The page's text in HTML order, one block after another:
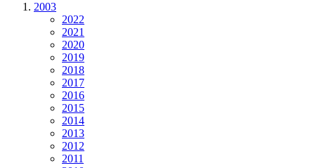
2003
2022
2021
2020
2019
2018
2017
2016
2015
2014
2013
2012
2011